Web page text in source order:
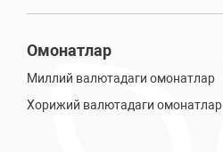
Омонатлар
Миллий валютадаги омонатлар
Хорижий валютадаги омонатлар